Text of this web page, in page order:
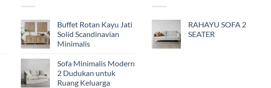
Buffet Rotan Kayu Jati
Solid Scandinavian
Minimalis
Sofa Minimalis Modern
2 Dudukan untuk
Ruang Keluarga
RAHAYU SOFA 2
SEATER